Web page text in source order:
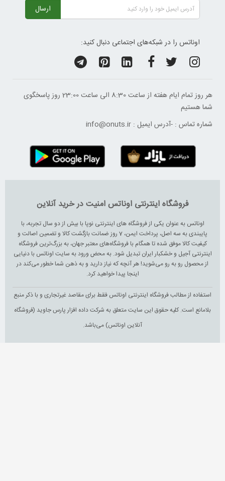
ارسال
اوناتس را در شبکه‌های اجتماعی دنبال کنید:
هر روز تمام ایام هفته از ساعت 8:30 الی ساعت 23:00 ‌روز پاسخگوی
شما هستیم
شماره تماس : -آدرس ایمیل : info@onuts.ir
فروشگاه اینترنتی اوناتس امنیت در خرید آنلاین
اوناتس به عنوان یکی از فروشگاه های اینترنتی نوپا با بیش از دو سال تجربه، با
پایبندی به سه اصل، پرداخت ایمن، 7 روز ضمانت بازگشت کالا و تضمین اصالت و
کیفیت کالا موفق شده تا همگام با فروشگاه‌های معتبر جهان، به بزرگ‌ترین فروشگاه
اینترنتی آجیل و خشکبار ایران تبدیل شود. به محض ورود به سایت اوناتس با دنیایی
از محصول رو به رو می‌شوید! هر آنچه که نیاز دارید و به ذهن شما خطور می‌کند در
اینجا پیدا خواهید کرد.
استفاده از مطالب فروشگاه اینترنتی اوناتس فقط برای مقاصد غیرتجاری و با ذکر منبع
بلامانع است. کلیه حقوق این سایت متعلق به شرکت داده افزار پارس جاوید (فروشگاه
آنلاین اوناتس) می‌باشد.